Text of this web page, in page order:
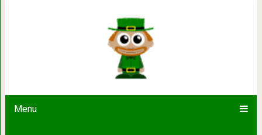
Menu
Чего никогда нельзя